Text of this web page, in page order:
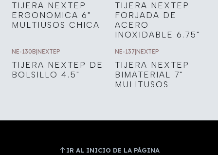
TIJERA NEXTEP
ERGONOMICA 6"
MULTIUSOS CHICA
TIJERA NEXTEP
FORJADA DE
ACERO
INOXIDABLE 6.75"
NE-130B NEXTEP
TIJERA NEXTEP DE
BOLSILLO 4.5"
NE-137 NEXTEP
TIJERA NEXTEP
BIMATERIAL 7"
MULITUSOS
IR AL INICIO DE LA PÁGINA